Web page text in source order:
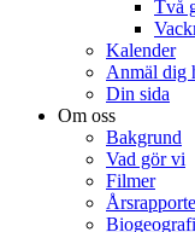
Två
Kalender
Anmäl dig
Din sida
Om oss
Bakgrund
Vad gör vi
Filmer